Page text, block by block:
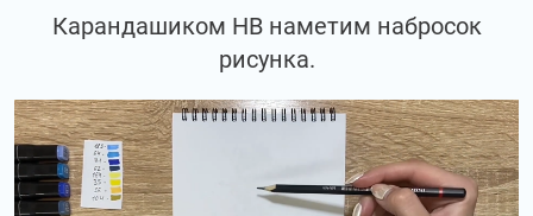
Карандашиком НВ наметим набросок
рисунка.